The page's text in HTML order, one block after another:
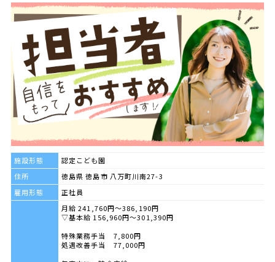
施設形態
認定こども園
住所
徳島県 徳島市 八万町川南27-3
雇用形態
正社員
月給 241,760円～386,190円
▽基本給 156,960円～301,390円
特殊業務手当 7,800円
処遇改善手当 77,000円